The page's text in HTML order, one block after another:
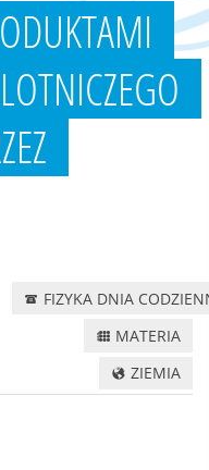
FIZYKA DNIA
MATERIA
ZIEMIA